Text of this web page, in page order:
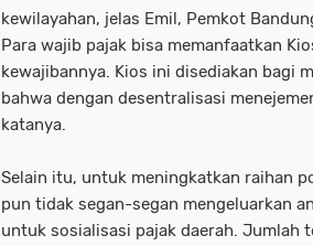
kewilayahan, jelas Emil, Pemkot
Para wajib pajak bisa memanfaatkan
kewajibannya. Kios ini disediakan bagi
bahwa dengan desentralisasi
katanya.
Selain itu, untuk meningkatkan raihan
pun tidak segan-segan mengeluarkan
untuk sosialisasi pajak daerah. Jumlah